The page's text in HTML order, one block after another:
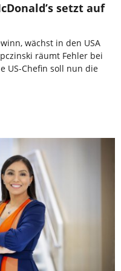
setzt auf
wächst in den USA
räumt Fehler bei
US-Chefin soll nun die